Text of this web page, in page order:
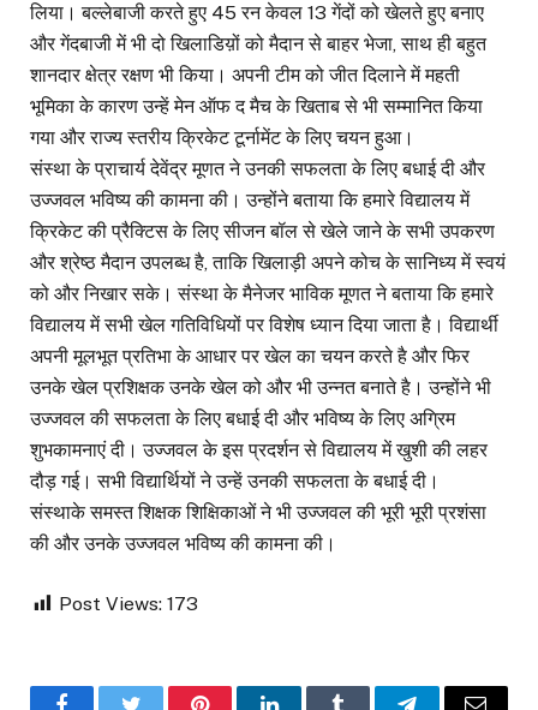
लिया। बल्लेबाजी करते हुए 45 रन केवल 13 गेंदों को खेलते हुए बनाए
और गेंदबाजी में भी दो खिलाडिय़ों को मैदान से बाहर भेजा, साथ ही बहुत
शानदार क्षेत्र रक्षण भी किया। अपनी टीम को जीत दिलाने में महती
भूमिका के कारण उन्हें मेन ऑफ द मैच के खिताब से भी सम्मानित किया
गया और राज्य स्तरीय क्रिकेट टूर्नामेंट के लिए चयन हुआ।
संस्था के प्राचार्य देवेंद्र मूणत ने उनकी सफलता के लिए बधाई दी और
उज्जवल भविष्य की कामना की। उन्होंने बताया कि हमारे विद्यालय में
क्रिकेट की प्रैक्टिस के लिए सीजन बॉल से खेले जाने के सभी उपकरण
और श्रेष्ठ मैदान उपलब्ध है, ताकि खिलाड़ी अपने कोच के सानिध्य में स्वयं
को और निखार सके। संस्था के मैनेजर भाविक मूणत ने बताया कि हमारे
विद्यालय में सभी खेल गतिविधियों पर विशेष ध्यान दिया जाता है। विद्यार्थी
अपनी मूलभूत प्रतिभा के आधार पर खेल का चयन करते है और फिर
उनके खेल प्रशिक्षक उनके खेल को और भी उन्नत बनाते है। उन्होंने भी
उज्जवल की सफलता के लिए बधाई दी और भविष्य के लिए अग्रिम
शुभकामनाएं दी। उज्जवल के इस प्रदर्शन से विद्यालय में खुशी की लहर
दौड़ गई। सभी विद्यार्थियों ने उन्हें उनकी सफलता के बधाई दी।
संस्थाके समस्त शिक्षक शिक्षिकाओं ने भी उज्जवल की भूरी भूरी प्रशंसा
की और उनके उज्जवल भविष्य की कामना की।
Post Views: 173